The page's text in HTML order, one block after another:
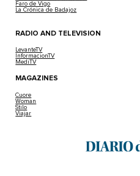
Faro de Vigo
La Crónica de Badajoz
RADIO AND TELEVISION
LevanteTV
InformacionTV
MediTV
MAGAZINES
Cuore
Woman
Stilo
Viajar